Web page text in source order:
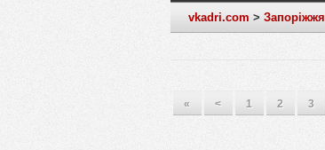
vkadri.com > Запоріжжя
« < 1 2 3